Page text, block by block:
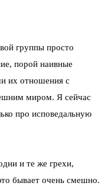
группы просто
порой наивные
их отношения с
миром. Я сейчас
про исповедальную
и те же грехи,
бывает очень смешно.